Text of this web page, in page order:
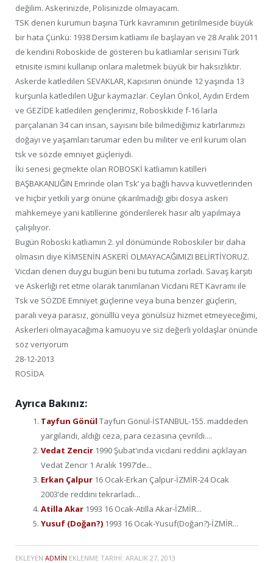
değilim. Askerinizde, Polisinizde olmayacam.
TSK denen kurumun başına Türk kavramının getirilmeside büyük
bir hata Çünkü: 1938 Dersim katliamı ile başlayan ve 28 Aralık 2011
de kendini Roboskide de gösteren bu katliamlar serisini Türk
etnisite ismini kullanıp onlara maletmek büyük bir haksızlıktır.
Askerde katledilen SEVAKLAR, Kapısının önünde 12 yaşında 13
kurşunla katledilen Uğur kaymazlar. Ceylan Önkol, Aydın Erdem
ve GEZİDE katledilen gençlerimiz, Roboskkide f-16 larla
parçalanan 34 can insan, sayısını bile bilmediğimiz katırlarımızı
doğayı ve yaşamları tarumar eden bu militer ve eril kurum olan
tsk ve sözde emniyet güçleriydi.
İki senesi geçmekte olan ROBOSKİ katliamın katilleri
BAŞBAKANLIĞIN Emrinde olan Tsk’ ya bağlı havva kuvvetlerinden
ve hiçbir yetkili yargı önüne çıkarılmadığı gibi dosya askeri
mahkemeye yani katillerine gönderilerek hasır altı yapılmaya
çalışılıyor.
Bugün Roboski katliamın 2. yıl dönümünde Roboskiler bir daha
olmasın diye KİMSENİN ASKERİ OLMAYACAĞIMIZI BELİRTİYORUZ.
Vicdan denen duygu bugün beni bu tutuma zorladı. Savaş karşıtı
ve Askerliği ret etme olarak tanımlanan Vicdani RET Kavramı ile
Tsk ve SÖZDE Emniyet güçlerine veya buna benzer güçlerin,
paralı veya parasız, gönülllü veya gönülsüz hizmet etmeyeceğimi,
Askerleri olmayacağıma kamuoyu ve siz değerli yoldaşlar önünde
söz veriyorum
28-12-2013
ROSİDA
Ayrıca Bakınız:
Tayfun Gönül Tayfun Gönül-İSTANBUL-155. maddeden
yargılandı, aldığı ceza, para cezasına çevrildi....
Vedat Zencir 1990 Şubat'ında vicdani reddini açıklayan
Vedat Zencir 1 Aralık 1997’de...
Erkan Çalpur 16 Ocak-Erkan Çalpur-İZMİR-24 Ocak
2003’de reddini tekrarladı...
Atilla Akar 1993 16 Ocak-Atilla Akar-İZMİR...
Yusuf (Doğan?) 1993 16 Ocak-Yusuf(Doğan?)-İZMİR...
EKLEYEN ADMIN EKLENME TARIHI: ARALIK 27, 2013